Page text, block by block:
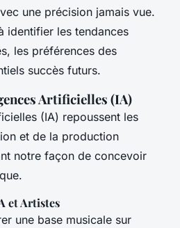
une précision jamais vue.
identifier les tendances
les préférences des
succès futurs.
Artificielles (IA)
(IA) repoussent les
et de la production
notre façon de concevoir
et Artistes
une base musicale sur